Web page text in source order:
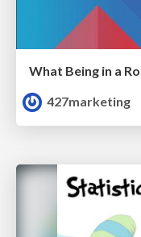
427marketing